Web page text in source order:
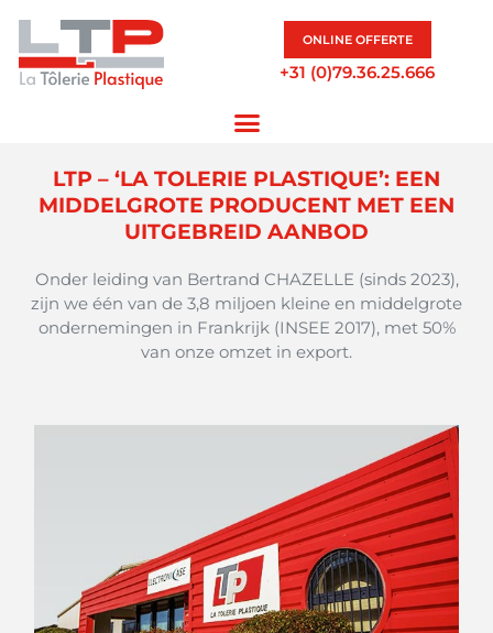
ONLINE OFFERTE
+31 (0)79.36.25.666
LTP – ‘LA TOLERIE PLASTIQUE’: EEN
MIDDELGROTE PRODUCENT MET EEN
UITGEBREID AANBOD
Onder leiding van Bertrand CHAZELLE (sinds 2023),
zijn we één van de 3,8 miljoen kleine en middelgrote
ondernemingen in Frankrijk (INSEE 2017), met 50%
van onze omzet in export.